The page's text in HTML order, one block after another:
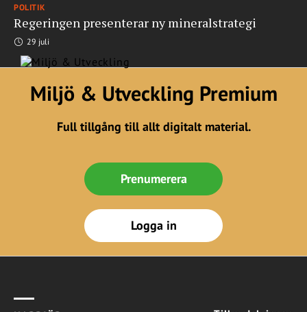
POLITIK
Regeringen presenterar ny mineralstrategi
29 juli
Miljö & Utveckling Premium
Full tillgång till allt digitalt material.
Prenumerera
Logga in